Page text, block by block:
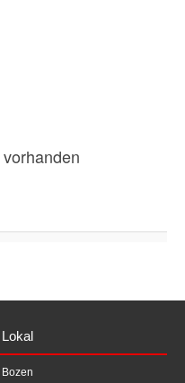
vorhanden
Lokal
Bozen